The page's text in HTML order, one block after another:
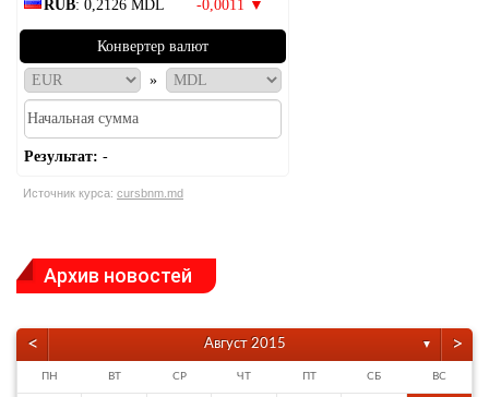
RUB: 0,2126 MDL -0,0011 ▼
Конвертер валют
»
Результат: -
Источник курса: cursbnm.md
Архив новостей
< Август 2015 ▼ >
ПН ВТ СР ЧТ ПТ СБ ВС